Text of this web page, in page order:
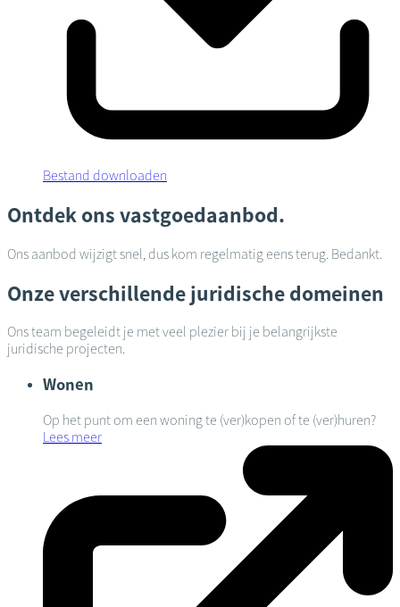
Bestand downloaden
Ontdek ons vastgoedaanbod.
Ons aanbod wijzigt snel, dus kom regelmatig eens terug. Bedankt.
Onze verschillende juridische domeinen
Ons team begeleidt je met veel plezier bij je belangrijkste
juridische projecten.
Wonen
Op het punt om een woning te (ver)kopen of te (ver)huren?
Lees meer